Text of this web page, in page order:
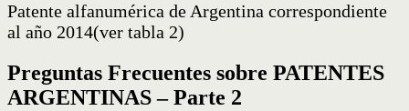
Patente alfanumérica de Argentina correspondiente
al año 2014(ver tabla 2)
Preguntas Frecuentes sobre PATENTES
ARGENTINAS – Parte 2